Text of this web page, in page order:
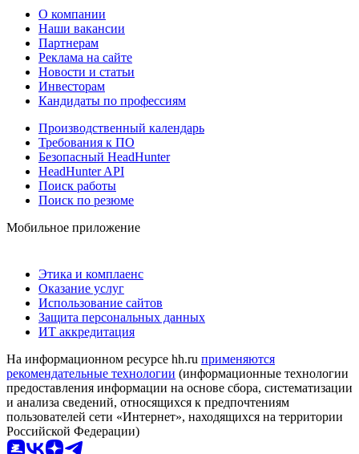
О компании
Наши вакансии
Партнерам
Реклама на сайте
Новости и статьи
Инвесторам
Кандидаты по профессиям
Производственный календарь
Требования к ПО
Безопасный HeadHunter
HeadHunter API
Поиск работы
Поиск по резюме
Мобильное приложение
Этика и комплаенс
Оказание услуг
Использование сайтов
Защита персональных данных
ИТ аккредитация
На информационном ресурсе hh.ru применяются
рекомендательные технологии (информационные технологии
предоставления информации на основе сбора, систематизации
и анализа сведений, относящихся к предпочтениям
пользователей сети «Интернет», находящихся на территории
Российской Федерации)